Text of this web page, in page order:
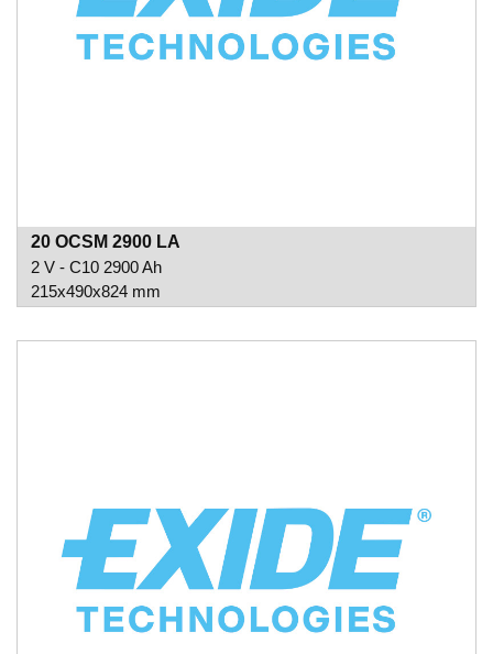
20 OCSM 2900 LA
2 V - C10 2900 Ah
215x490x824 mm